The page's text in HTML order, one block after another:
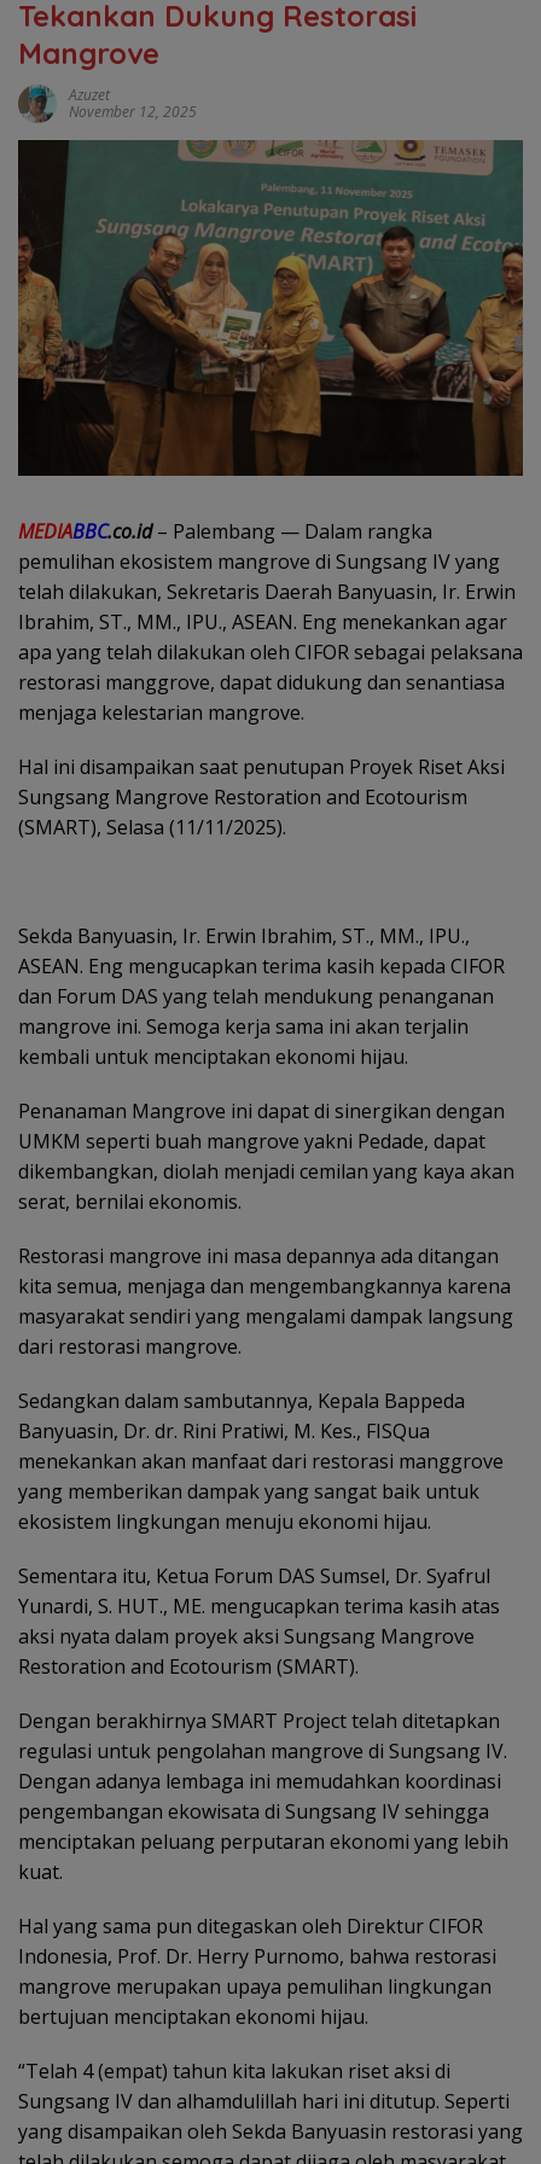
Tekankan Dukung Restorasi
Mangrove
Azuzet
November 12, 2025
MEDIABBC.co.id– Palembang — Dalam rangka
pemulihan ekosistem mangrove di Sungsang IV yang
telah dilakukan, Sekretaris Daerah Banyuasin, Ir. Erwin
Ibrahim, ST., MM., IPU., ASEAN. Eng menekankan agar
apa yang telah dilakukan oleh CIFOR sebagai pelaksana
restorasi manggrove, dapat didukung dan senantiasa
menjaga kelestarian mangrove.
Hal ini disampaikan saat penutupan Proyek Riset Aksi
Sungsang Mangrove Restoration and Ecotourism
(SMART), Selasa (11/11/2025).
Sekda Banyuasin, Ir. Erwin Ibrahim, ST., MM., IPU.,
ASEAN. Eng mengucapkan terima kasih kepada CIFOR
dan Forum DAS yang telah mendukung penanganan
mangrove ini. Semoga kerja sama ini akan terjalin
kembali untuk menciptakan ekonomi hijau.
Penanaman Mangrove ini dapat di sinergikan dengan
UMKM seperti buah mangrove yakni Pedade, dapat
dikembangkan, diolah menjadi cemilan yang kaya akan
serat, bernilai ekonomis.
Restorasi mangrove ini masa depannya ada ditangan
kita semua, menjaga dan mengembangkannya karena
masyarakat sendiri yang mengalami dampak langsung
dari restorasi mangrove.
Sedangkan dalam sambutannya, Kepala Bappeda
Banyuasin, Dr. dr. Rini Pratiwi, M. Kes., FISQua
menekankan akan manfaat dari restorasi manggrove
yang memberikan dampak yang sangat baik untuk
ekosistem lingkungan menuju ekonomi hijau.
Sementara itu, Ketua Forum DAS Sumsel, Dr. Syafrul
Yunardi, S. HUT., ME. mengucapkan terima kasih atas
aksi nyata dalam proyek aksi Sungsang Mangrove
Restoration and Ecotourism (SMART).
Dengan berakhirnya SMART Project telah ditetapkan
regulasi untuk pengolahan mangrove di Sungsang IV.
Dengan adanya lembaga ini memudahkan koordinasi
pengembangan ekowisata di Sungsang IV sehingga
menciptakan peluang perputaran ekonomi yang lebih
kuat.
Hal yang sama pun ditegaskan oleh Direktur CIFOR
Indonesia, Prof. Dr. Herry Purnomo, bahwa restorasi
mangrove merupakan upaya pemulihan lingkungan
bertujuan menciptakan ekonomi hijau.
“Telah 4 (empat) tahun kita lakukan riset aksi di
Sungsang IV dan alhamdulillah hari ini ditutup. Seperti
yang disampaikan oleh Sekda Banyuasin restorasi yang